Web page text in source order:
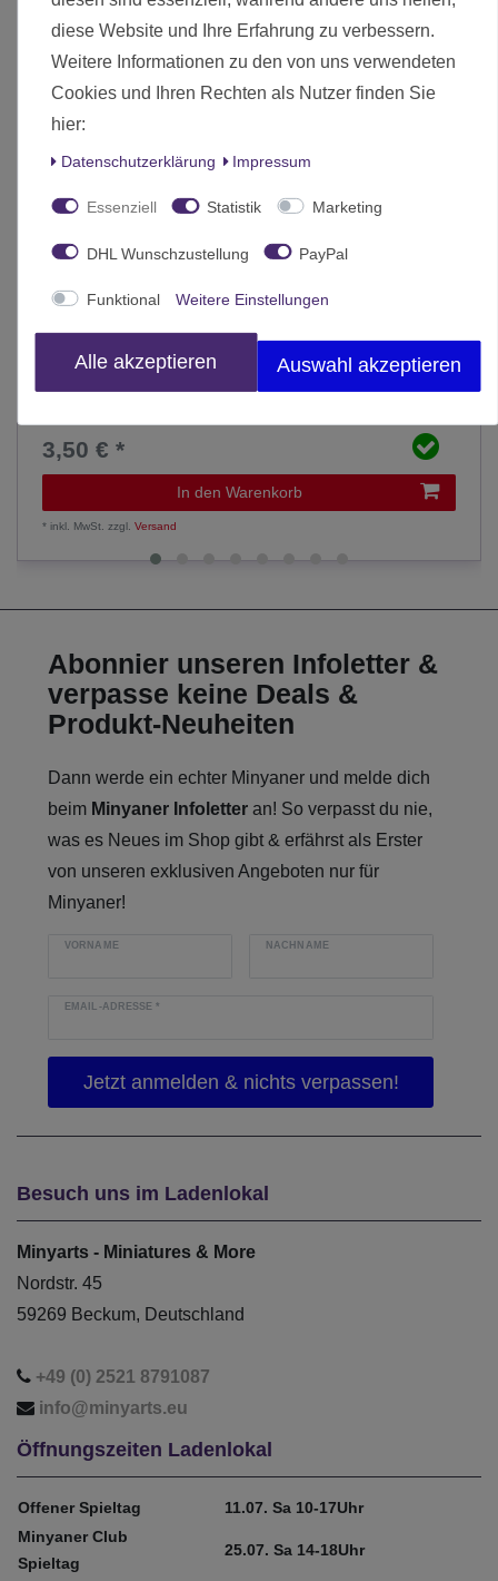
3,50 € *
In den Warenkorb
*inkl. MwSt. zzgl.Versand
Abonnier unseren Infoletter &
verpasse keine Deals &
Produkt-Neuheiten
Dann werde ein echter Minyaner und melde dich
beim Minyaner Infoletter an! So verpasst du nie,
was es Neues im Shop gibt & erfährst als Erster
von unseren exklusiven Angeboten nur für
Minyaner!
VORNAME NACHNAME
EMAIL-ADRESSE*
Besuch uns im Ladenlokal
Minyarts - Miniatures & More
Nordstr. 45
59269 Beckum, Deutschland
+49 (0) 2521 8791087
info@minyarts.eu
Öffnungszeiten Ladenlokal
Offener Spieltag
11.07. Sa 10-17Uhr
Minyaner Club
Spieltag
25.07. Sa 14-18Uhr
diese Website und Ihre Erfahrung zu verbessern.
Weitere Informationen zu den von uns verwendeten
Cookies und Ihren Rechten als Nutzer finden Sie
hier:
Daten­schutz­erklärung Impressum
Essenziell Statistik Marketing
DHL Wunschzustellung PayPal
Funktional Weitere Einstellungen
Alle akzeptieren Auswahl akzeptieren